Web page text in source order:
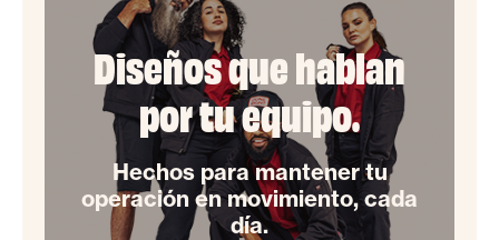
Diseños que hablan
por tu equipo.
Hechos para mantener tu
operación en movimiento, cada
día.